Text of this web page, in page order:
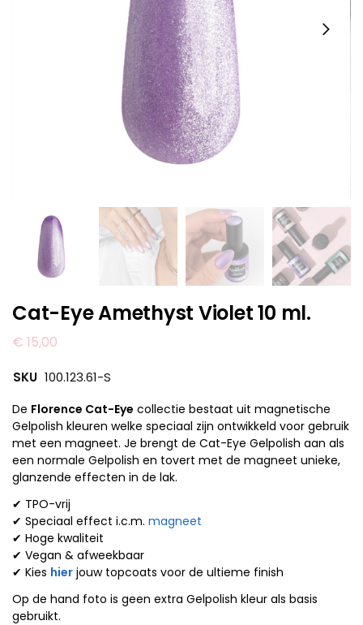
Cat-Eye Amethyst Violet 10 ml.
€ 15,00
SKU 100.123.61-S
De Florence Cat-Eye collectie bestaat uit magnetische
Gelpolish kleuren welke speciaal zijn ontwikkeld voor gebruik
met een magneet. Je brengt de Cat-Eye Gelpolish aan als
een normale Gelpolish en tovert met de magneet unieke,
glanzende effecten in de lak.
✔ TPO-vrij
✔ Speciaal effect i.c.m. magneet
✔ Hoge kwaliteit
✔ Vegan & afweekbaar
✔ Kies hier jouw topcoats voor de ultieme finish
Op de hand foto is geen extra Gelpolish kleur als basis
gebruikt.